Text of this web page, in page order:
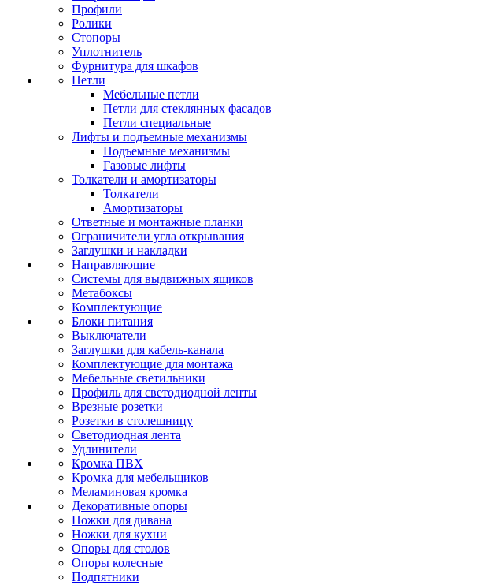
Профили
Ролики
Стопоры
Уплотнитель
Фурнитура для шкафов
Петли
Мебельные петли
Петли для стеклянных фасадов
Петли специальные
Лифты и подъемные механизмы
Подъемные механизмы
Газовые лифты
Толкатели и амортизаторы
Толкатели
Амортизаторы
Ответные и монтажные планки
Ограничители угла открывания
Заглушки и накладки
Направляющие
Системы для выдвижных ящиков
Метабоксы
Комплектующие
Блоки питания
Выключатели
Заглушки для кабель-канала
Комплектующие для монтажа
Мебельные светильники
Профиль для светодиодной ленты
Врезные розетки
Розетки в столешницу
Светодиодная лента
Удлинители
Кромка ПВХ
Кромка для мебельщиков
Меламиновая кромка
Декоративные опоры
Ножки для дивана
Ножки для кухни
Опоры для столов
Опоры колесные
Подпятники